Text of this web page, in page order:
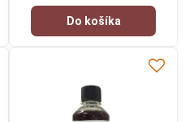
Do košíka